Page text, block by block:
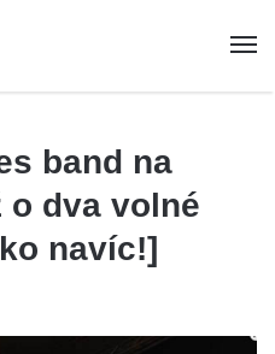
band na
o dva volné
navíc!]